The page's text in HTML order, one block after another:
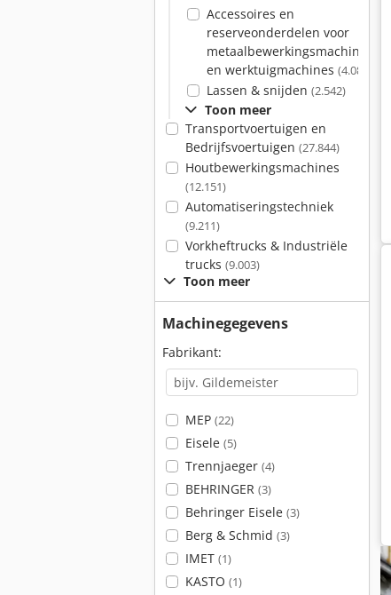
Accessoires en
reserveonderdelen voor
metaalbewerkingsmachines
en werktuigmachines (4.084)
Lassen & snijden (2.542)
Toon meer
Transportvoertuigen en
Bedrijfsvoertuigen (27.844)
Houtbewerkingsmachines
(12.151)
Automatiseringstechniek
(9.211)
Vorkheftrucks & Industriële
trucks (9.003)
Toon meer
Machinegegevens
Fabrikant:
MEP (22)
Eisele (5)
Trennjaeger (4)
BEHRINGER (3)
Behringer Eisele (3)
Berg & Schmid (3)
IMET (1)
KASTO (1)